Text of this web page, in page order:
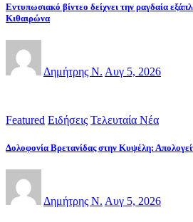
Εντυπωσιακό βίντεο δείχνει την ραγδαία
Κιθαιρώνα
Δημήτρης Ν. Αυγ 5, 2026
Featured Ειδήσεις Τελευταία Νέα
Δολοφονία Βρετανίδας στην Κυψέλη:
Δημήτρης Ν. Αυγ 5, 2026